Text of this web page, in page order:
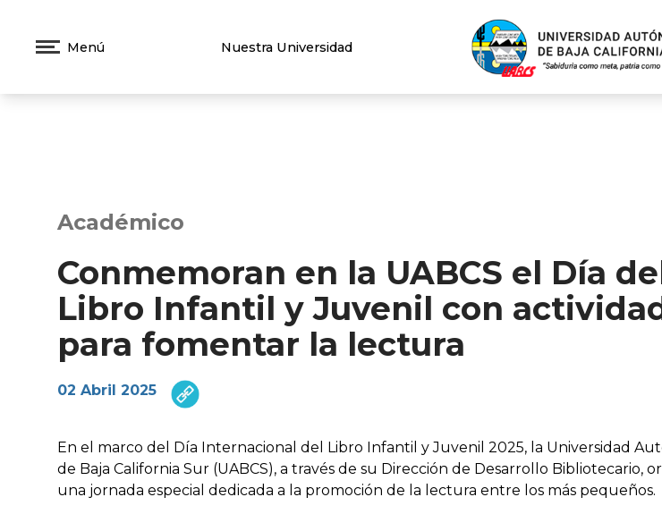
Menú Nuestra Universidad
Académico
Conmemoran en la UABCS el Día
Libro Infantil y Juvenil con
para fomentar la lectura
02 Abril 2025
En el marco del Día Internacional del Libro Infantil y Juvenil 2025, la Universidad
de Baja California Sur (UABCS), a través de su Dirección de Desarrollo Bibliotecario,
una jornada especial dedicada a la promoción de la lectura entre los más pequeños.